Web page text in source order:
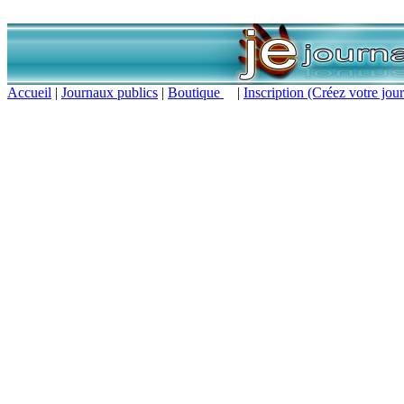
Accueil | Journaux publics | Boutique | Inscription (Créez votre